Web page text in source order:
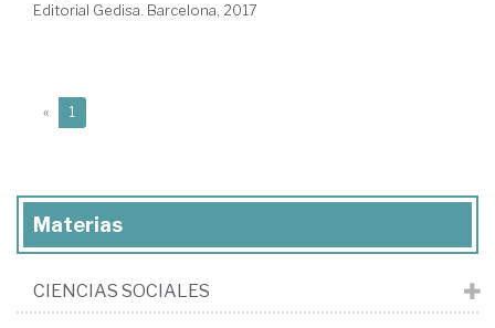
Editorial Gedisa. Barcelona, 2017
« 1
Materias
CIENCIAS SOCIALES